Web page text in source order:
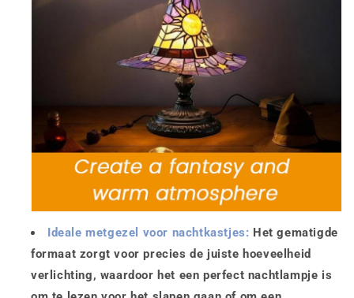
Ideale metgezel voor nachtkastjes: Het gematigde
formaat zorgt voor precies de juiste hoeveelheid
verlichting, waardoor het een perfect nachtlampje is